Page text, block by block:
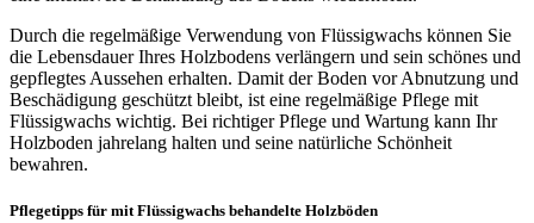
Durch die regelmäßige Verwendung von Flüssigwachs können Sie
die Lebensdauer Ihres Holzbodens verlängern und sein schönes und
gepflegtes Aussehen erhalten. Damit der Boden vor Abnutzung und
Beschädigung geschützt bleibt, ist eine regelmäßige Pflege mit
Flüssigwachs wichtig. Bei richtiger Pflege und Wartung kann Ihr
Holzboden jahrelang halten und seine natürliche Schönheit
bewahren.
Pflegetipps für mit Flüssigwachs behandelte Holzböden